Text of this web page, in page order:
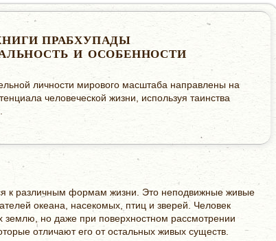
ПРАБХУПАДЫ
И ОСОБЕННОСТИ
личности мирового масштаба направлены на
человеческой жизни, используя таинства
к различным формам жизни. Это неподвижные живые
океана, насекомых, птиц и зверей. Человек
но даже при поверхностном рассмотрении
отличают его от остальных живых существ.